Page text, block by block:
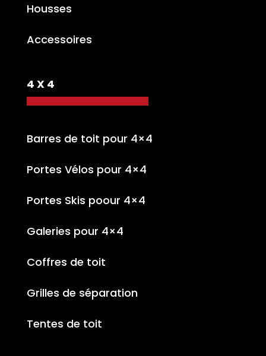
Housses
Accessoires
4 X 4
Barres de toit pour 4×4
Portes Vélos pour 4×4
Portes Skis poour 4×4
Galeries pour 4×4
Coffres de toit
Grilles de séparation
Tentes de toit